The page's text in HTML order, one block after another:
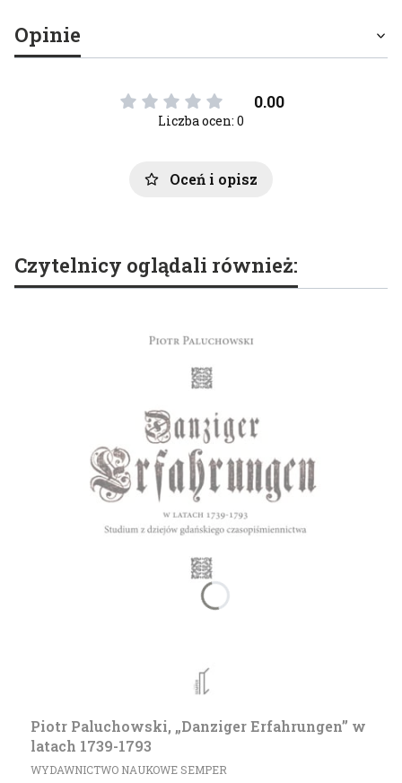
Opinie
0.00
Liczba ocen: 0
Oceń i opisz
Czytelnicy oglądali również:
Piotr Paluchowski, „Danziger Erfahrungen” w
latach 1739-1793
PRODUCENT
WYDAWNICTWO NAUKOWE SEMPER